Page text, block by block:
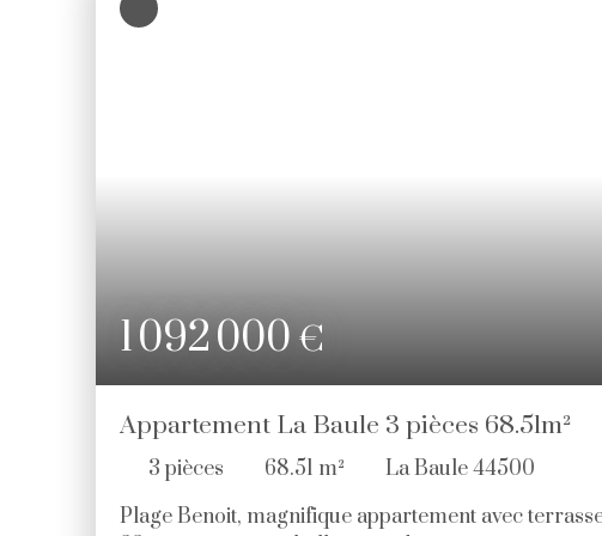
1 092 000€
Appartement La Baule 3 pièces 68.51m²
3 pièces 68.51 m²
La Baule 44500
Plage Benoit, magnifique appartement avec